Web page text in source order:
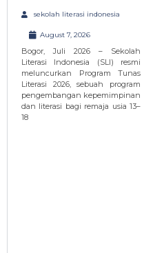
sekolah literasi indonesia
August 7, 2026
Bogor, Juli 2026 – Sekolah
Literasi Indonesia (SLI) resmi
meluncurkan Program Tunas
Literasi 2026, sebuah program
pengembangan kepemimpinan
dan literasi bagi remaja usia 13–
18